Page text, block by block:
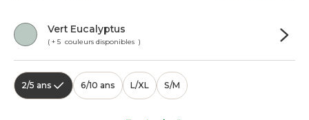
Vert Eucalyptus
( + 5 couleurs disponibles )
2/5 ans 6/10 ans L/XL S/M